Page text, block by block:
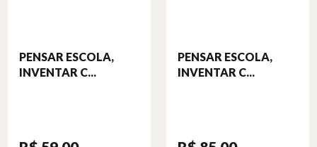
PENSAR ESCOLA,
INVENTAR C...
PENSAR ESCOLA,
INVENTAR C...